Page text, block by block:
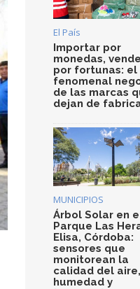
El País
Importar por
monedas,
por fortunas: el
fenomenal
de las marcas
dejan de
MUNICIPIOS
Árbol Solar en
Parque Las
Elisa, Córdoba:
sensores que
monitorean la
calidad del aire,
humedad y